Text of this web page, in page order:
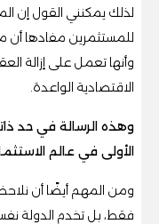
لذلك يمكنني القول إن
للمستثمرين مفادها أن
وأنها تعمل على إزالة
الاقتصادية الواعدة.
وهذه الرسالة في حد
الأولى في عالم
ومن المهم أيضًا أن
فقط، بل تخدم الدولة